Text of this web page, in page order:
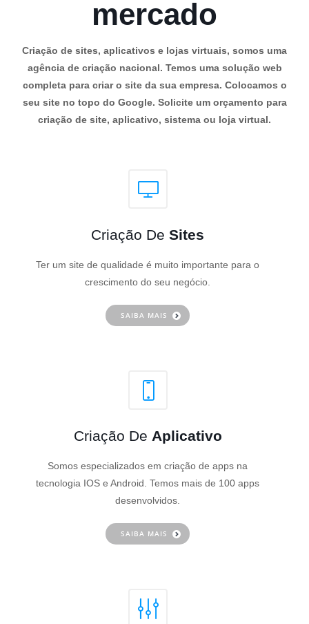
mercado
Criação de sites, aplicativos e lojas virtuais, somos uma
agência de criação nacional. Temos uma solução web
completa para criar o site da sua empresa. Colocamos o
seu site no topo do Google. Solicite um orçamento para
criação de site, aplicativo, sistema ou loja virtual.
Criação De Sites
Ter um site de qualidade é muito importante para o
crescimento do seu negócio.
SAIBA MAIS
Criação De Aplicativo
Somos especializados em criação de apps na
tecnologia IOS e Android. Temos mais de 100 apps
desenvolvidos.
SAIBA MAIS